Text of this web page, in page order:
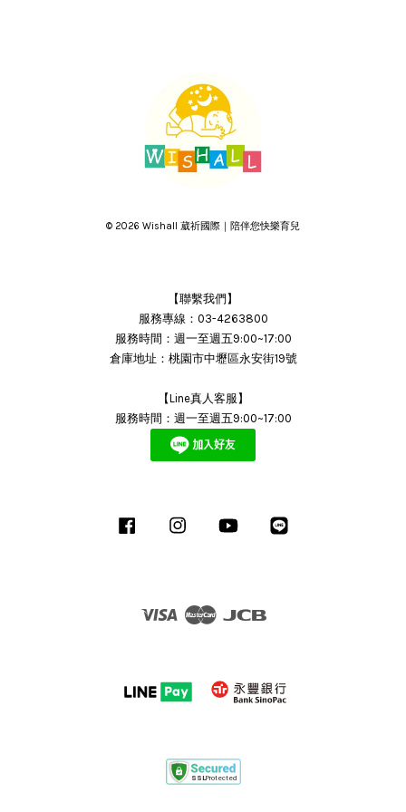
© 2026 Wishall 葳祈國際｜陪伴您快樂育兒
【聯繫我們】
服務專線：03-4263800
服務時間：週一至週五9:00~17:00
倉庫地址：桃園市中壢區永安街19號
【Line真人客服】
服務時間：週一至週五9:00~17:00
Facebook Instagram YouTube
Visa Master